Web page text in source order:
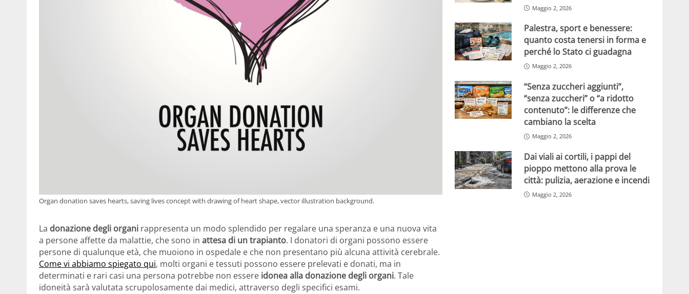
Organ donation saves hearts, saving lives concept with drawing of heart shape, vector illustration background.
La donazione degli organi rappresenta un modo splendido per regalare una speranza e una nuova vita
a persone affette da malattie, che sono in attesa di un trapianto. I donatori di organi possono essere
persone di qualunque età, che muoiono in ospedale e che non presentano più alcuna attività cerebrale.
Come vi abbiamo spiegato qui, molti organi e tessuti possono essere prelevati e donati, ma in
determinati e rari casi una persona potrebbe non essere idonea alla donazione degli organi. Tale
idoneità sarà valutata scrupolosamente dai medici, attraverso degli specifici esami.
Maggio 2, 2026
Palestra, sport e benessere:
quanto costa tenersi in forma e
perché lo Stato ci guadagna
Maggio 2, 2026
“Senza zuccheri aggiunti”,
“senza zuccheri” o “a ridotto
contenuto”: le differenze che
cambiano la scelta
Maggio 2, 2026
Dai viali ai cortili, i pappi del
pioppo mettono alla prova le
città: pulizia, aerazione e incendi
Maggio 2, 2026